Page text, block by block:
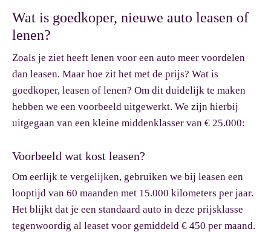
Wat is goedkoper, nieuwe auto leasen of
lenen?
Zoals je ziet heeft lenen voor een auto meer voordelen
dan leasen. Maar hoe zit het met de prijs? Wat is
goedkoper, leasen of lenen? Om dit duidelijk te maken
hebben we een voorbeeld uitgewerkt. We zijn hierbij
uitgegaan van een kleine middenklasser van € 25.000:
Voorbeeld wat kost leasen?
Om eerlijk te vergelijken, gebruiken we bij leasen een
looptijd van 60 maanden met 15.000 kilometers per jaar.
Het blijkt dat je een standaard auto in deze prijsklasse
tegenwoordig al leaset voor gemiddeld € 450 per maand.